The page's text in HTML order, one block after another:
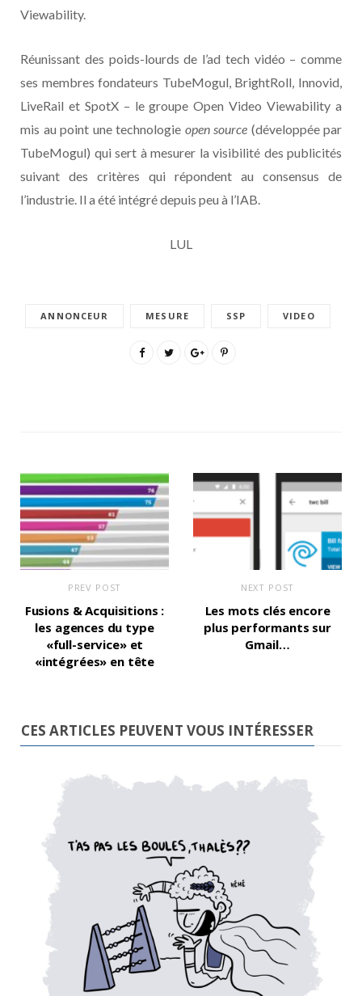
Viewability.
Réunissant des poids-lourds de l’ad tech vidéo – comme
ses membres fondateurs TubeMogul, BrightRoll, Innovid,
LiveRail et SpotX – le groupe Open Video Viewability a
mis au point une technologie open source (développée par
TubeMogul) qui sert à mesurer la visibilité des publicités
suivant des critères qui répondent au consensus de
l’industrie. Il a été intégré depuis peu à l’IAB.
LUL
ANNONCEUR MESURE SSP VIDEO
PREV POST
Fusions & Acquisitions :
les agences du type
«full-service» et
«intégrées» en tête
NEXT POST
Les mots clés encore
plus performants sur
Gmail…
CES ARTICLES PEUVENT VOUS INTÉRESSER